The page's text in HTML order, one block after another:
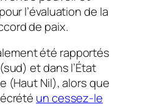
l’évaluation de la
de paix.
été rapportés
et dans l’État
(Haut Nil), alors que
un cessez-le